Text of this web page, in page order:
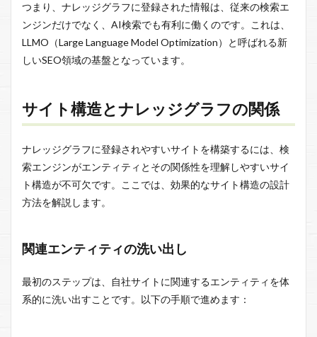
つまり、ナレッジグラフに登録された情報は、従来の検索エ
ンジンだけでなく、AI検索でも有利に働くのです。これは、
LLMO（Large Language Model Optimization）と呼ばれる新
しいSEO領域の基盤となっています。
サイト構造とナレッジグラフの関係
ナレッジグラフに登録されやすいサイトを構築するには、検
索エンジンがエンティティとその関係性を理解しやすいサイ
ト構造が不可欠です。ここでは、効果的なサイト構造の設計
方法を解説します。
関連エンティティの洗い出し
最初のステップは、自社サイトに関連するエンティティを体
系的に洗い出すことです。以下の手順で進めます：